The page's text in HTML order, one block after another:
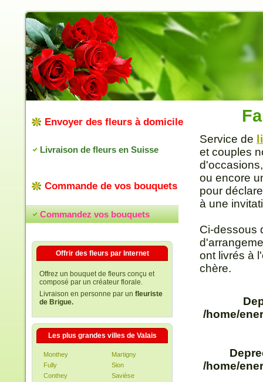
Envoyer des fleurs à domicile
Livraison de fleurs en Suisse
Commande de vos bouquets
Commandez vos bouquets
Offrir des fleurs par Internet
Offrez un bouquet de fleurs conçu et
composé par un créateur florale.
Livraison en personne par un fleuriste
de Brigue.
Les plus grandes villes de Valais
Monthey
Martigny
Fully
Sion
Conthey
Savièse
Service de
et couples
ou encore
pour
à une
Ci-dessous
ont livrés à
chère.
/home/
/home/